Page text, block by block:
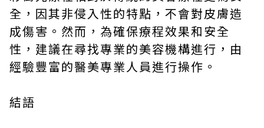
全，因其非侵入性的特點，不會對皮膚造
成傷害。然而，為確保療程效果和安全
性，建議在尋找專業的美容機構進行，由
經驗豐富的醫美專業人員進行操作。
結語